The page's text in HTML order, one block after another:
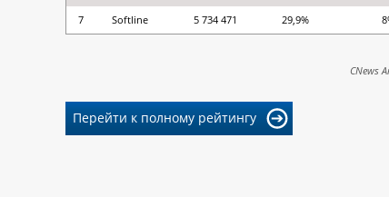
7
Softline 5 734 471 29,9%
CNews
Перейти к полному рейтингу